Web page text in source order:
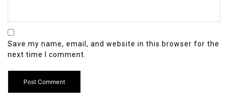
Save my name, email, and website in this browser for the
next time I comment.